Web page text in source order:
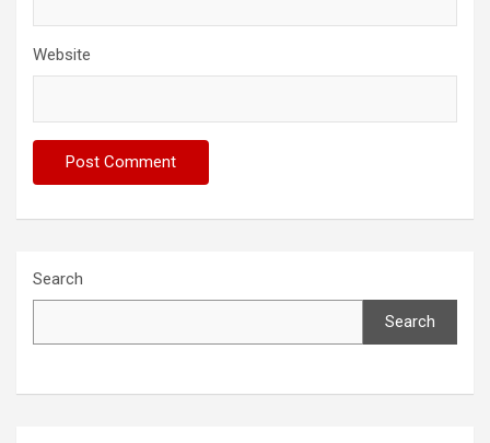
Website
Search
Search